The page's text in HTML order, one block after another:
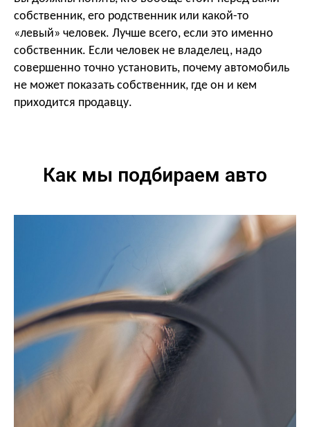
собственник, его родственник или какой-то
«левый» человек. Лучше всего, если это именно
собственник. Если человек не владелец, надо
совершенно точно установить, почему автомобиль
не может показать собственник, где он и кем
приходится продавцу.
Как мы подбираем авто